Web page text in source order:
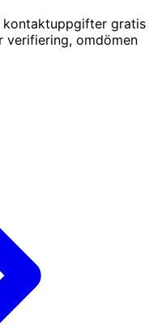
gratis
omdömen